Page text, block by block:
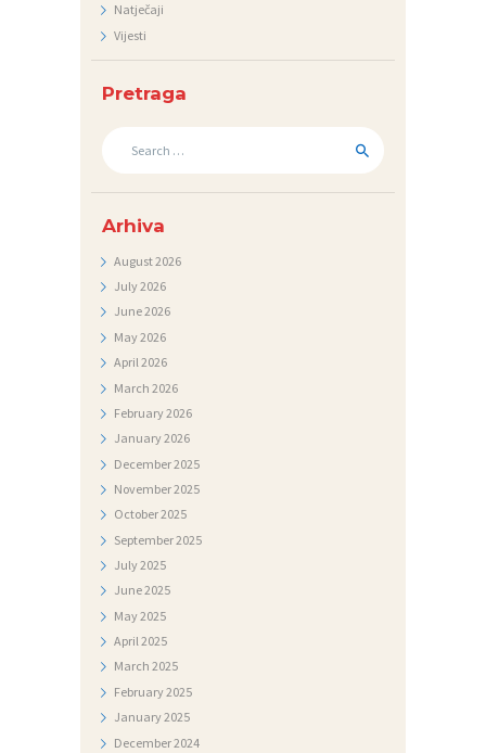
Natječaji
Vijesti
Pretraga
Arhiva
August2026
July2026
June2026
May2026
April2026
March 2026
February2026
January2026
December2025
November2025
October2025
September2025
July2025
June2025
May2025
April2025
March 2025
February2025
January2025
December2024